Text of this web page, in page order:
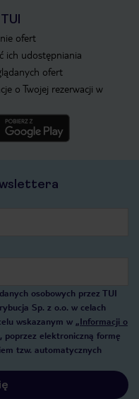
ofert
ich udostępniania
ofert
o Twojej rezerwacji w
osobowych przez TUI
Sp. z o.o. w celach
wskazanym w „Informacji o
, poprzez elektroniczną formę
tzw. automatycznych